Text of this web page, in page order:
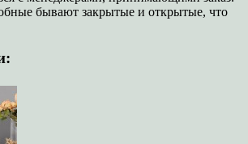
бывают закрытые и открытые, что